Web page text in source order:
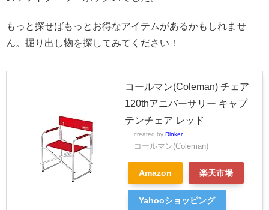
もっと探せばもっとお得なアイテムがあるかもしれませ
ん。掘り出し物を探してみてください！
コールマン(Coleman) チェア
120thアニバーサリー キャプ
テンチェア レッド
created by Rinker
コールマン(Coleman)
Amazon 楽天市場
Yahooショッピング